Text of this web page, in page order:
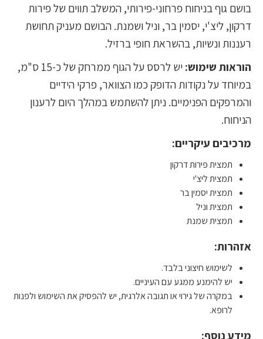
בושם גוף בניחוח פרחוני-פירותי, המשלב תווים של פירות
דרקון, ליצ'י, יסמין בר, וניל ושמנת. הבושם מעניק תחושת
רעננות ונשיות, בהשראת חופי ברזיל.
הוראות שימוש:
יש לרסס על הגוף ממרחק של כ-15 ס"מ,
במיוחד על נקודות הדופק כמו הצוואר, פרקי הידיים
והמרפקים הפנימיים. ניתן להשתמש במהלך היום לרענון
הניחוח.
מרכיבים עיקריים:
תמצית פירות דרקון
תמצית ליצ'י
תמצית יסמין בר
תמצית וניל
תמצית שמנת
אזהרות:
לשימוש חיצוני בלבד.
יש להימנע ממגע עם העיניים.
במקרה של גירוי או תגובה אלרגית, יש להפסיק את השימוש ולפנות
לרופא.
מידע נוסף: